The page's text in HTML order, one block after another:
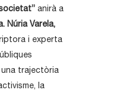
anirà a
Núria Varela,
i experta
una trajectòria
la